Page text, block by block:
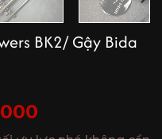
BK2/ Gậy Bida
hiện